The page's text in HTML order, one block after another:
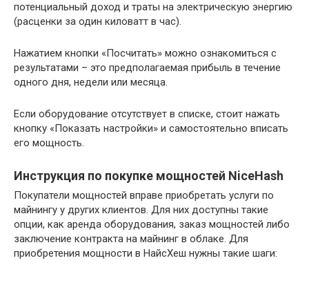
потенциальный доход и траты на электрическую энергию
(расценки за один киловатт в час).
Нажатием кнопки «Посчитать» можно ознакомиться с
результатами – это предполагаемая прибыль в течение
одного дня, недели или месяца.
Если оборудование отсутствует в списке, стоит нажать
кнопку «Показать настройки» и самостоятельно вписать
его мощность.
Инструкция по покупке мощностей NiceHash
Покупатели мощностей вправе приобретать услуги по
майнингу у других клиентов. Для них доступны такие
опции, как аренда оборудования, заказ мощностей либо
заключение контракта на майнинг в облаке. Для
приобретения мощности в НайсХеш нужны такие шаги: